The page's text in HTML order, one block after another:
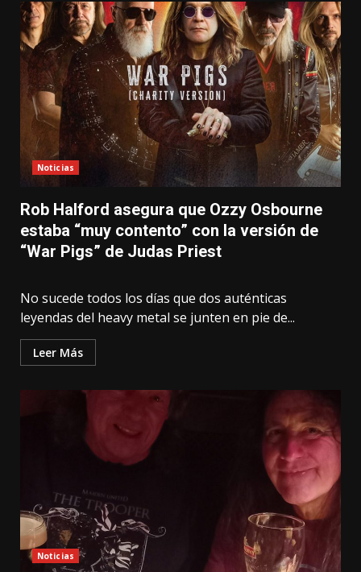
Noticias
Rob Halford asegura que Ozzy Osbourne
estaba “muy contento” con la versión de
“War Pigs” de Judas Priest
No sucede todos los días que dos auténticas
leyendas del heavy metal se junten en pie de...
Leer Más
Noticias